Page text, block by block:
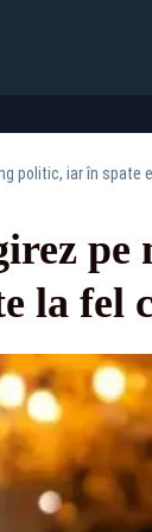
politic, iar în spate
pe
la fel